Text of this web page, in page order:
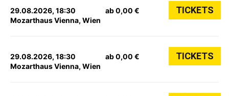
29.08.2026, 18:30
Mozarthaus Vienna, Wien
ab 0,00 € TICKETS
29.08.2026, 18:30
Mozarthaus Vienna, Wien
ab 0,00 € TICKETS